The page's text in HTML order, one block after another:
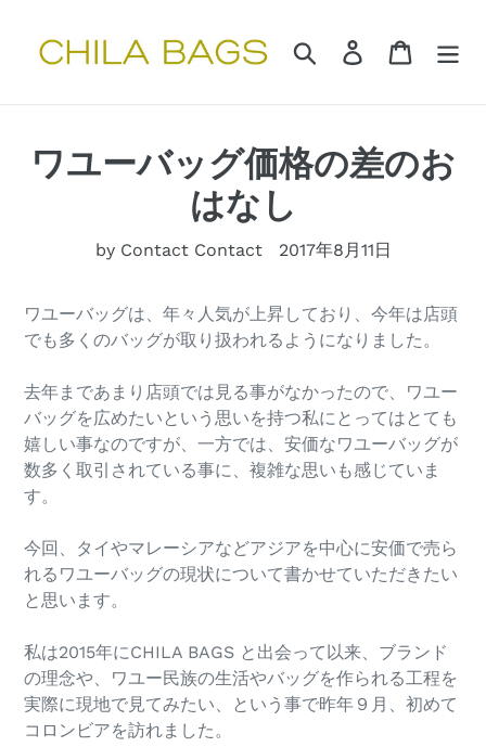
検索 ログインカート
ワユーバッグ価格の差のお
はなし
by Contact Contact 2017年8月11日
ワユーバッグは、年々人気が上昇しており、今年は店頭
でも多くのバッグが取り扱われるようになりました。
去年まであまり店頭では見る事がなかったので、ワユー
バッグを広めたいという思いを持つ私にとってはとても
嬉しい事なのですが、一方では、安価なワユーバッグが
数多く取引されている事に、複雑な思いも感じていま
す。
今回、タイやマレーシアなどアジアを中心に安価で売ら
れるワユーバッグの現状について書かせていただきたい
と思います。
私は2015年にCHILA BAGS と出会って以来、ブランド
の理念や、ワユー民族の生活やバッグを作られる工程を
実際に現地で見てみたい、という事で昨年９月、初めて
コロンビアを訪れました。